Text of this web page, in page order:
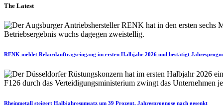
The Latest
RENK meldet Rekordauftragseingang im ersten Halbjahr 2026 und bestätigt
Rheinmetall steigert Halbjahresumsatz um 39 Prozent, Jahresprognose nach gesenkt